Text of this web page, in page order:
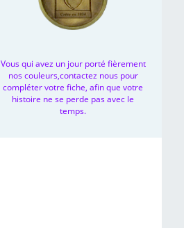
Vous qui avez un jour porté fièrement
nos couleurs,contactez nous pour
compléter votre fiche, afin que votre
histoire ne se perde pas avec le
temps.